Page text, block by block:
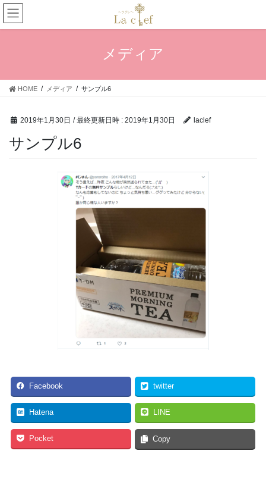
コ
ン
テ
ス
ナ
ビ
ゲ
ン
メディア
HOME メディア サンプル6
2019年1月30日 / 最終更新日時 : 2019年1月30日 laclef
サンプル6
Facebook twitter
Hatena LINE
Pocket Copy